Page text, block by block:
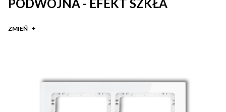
PODWÓJNA - EFEKT SZKŁA
ZMIEŃ